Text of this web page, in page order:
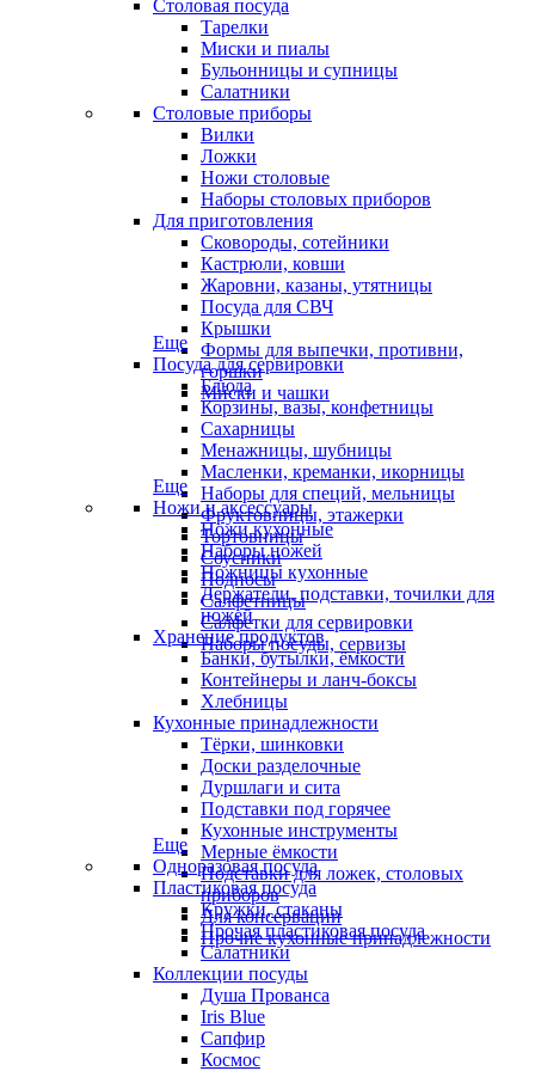
Столовая посуда
Тарелки
Миски и пиалы
Бульонницы и супницы
Салатники
Столовые приборы
Вилки
Ложки
Ножи столовые
Наборы столовых приборов
Для приготовления
Сковороды, сотейники
Кастрюли, ковши
Жаровни, казаны, утятницы
Посуда для СВЧ
Крышки
Формы для выпечки, противни,
горшки
Миски и чашки
Еще
Посуда для сервировки
Блюда
Корзины, вазы, конфетницы
Сахарницы
Менажницы, шубницы
Масленки, креманки, икорницы
Наборы для специй, мельницы
Фруктовницы, этажерки
Тортовницы
Соусники
Подносы
Салфетницы
Салфетки для сервировки
Наборы посуды, сервизы
Еще
Ножи и аксессуары
Ножи кухонные
Наборы ножей
Ножницы кухонные
Держатели, подставки, точилки для
ножей
Хранение продуктов
Банки, бутылки, ёмкости
Контейнеры и ланч-боксы
Хлебницы
Кухонные принадлежности
Тёрки, шинковки
Доски разделочные
Дуршлаги и сита
Подставки под горячее
Кухонные инструменты
Мерные ёмкости
Подставки для ложек, столовых
приборов
Для консервации
Прочие кухонные принадлежности
Еще
Одноразовая посуда
Пластиковая посуда
Кружки, стаканы
Прочая пластиковая посуда
Салатники
Коллекции посуды
Душа Прованса
Iris Blue
Сапфир
Космос